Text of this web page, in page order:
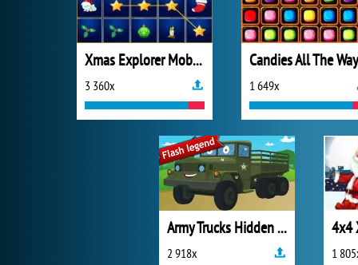
Xmas Explorer Mobile
3 360x
Candies All The Way
1 649x
Army Trucks Hidden Letters
2 918x
4x4
1